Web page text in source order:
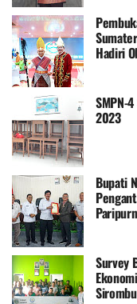
Hadiri
SMPN-
2023
Bupati
Survey